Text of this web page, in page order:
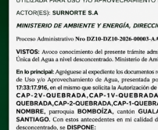
prioritarias del territorio.
«El Summer School
con propósito. No
investigación, sino
territorio, analizar sus
fortalezcan la toma de